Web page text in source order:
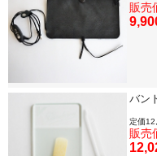
販売
バン
定価
販売